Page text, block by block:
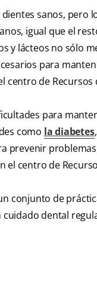
sanos,
igual que el
y lácteos no sólo
para
de Recursos
para
como la diabetes
prevenir
centro de
conjunto de
dental